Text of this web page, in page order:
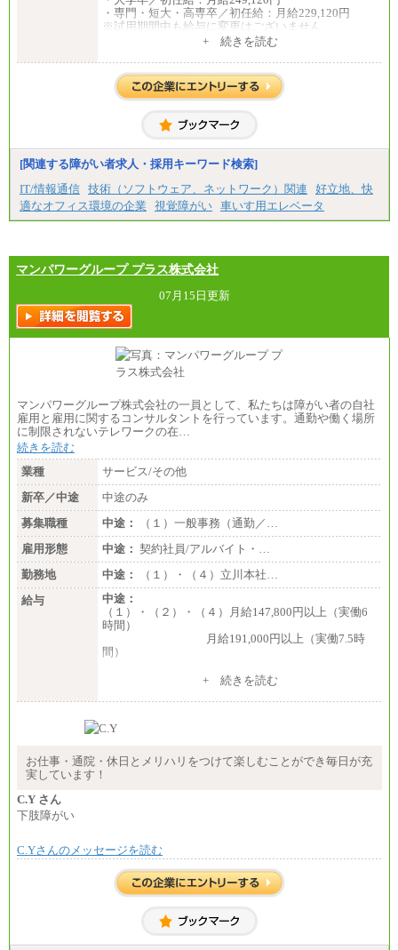
・専門・短大・高専卒／初任給：月給229,120円
※試用期間中も給与に変更はございません
※試用期間中(2ヶ月間)も給与等に変更はございませ
※給与額は、経験、能力を考慮し決定致します。
+ 続きを読む
[関連する障がい者求人・採用キーワード検索]
IT/情報通信 技術（ソフトウェア、ネットワーク）関連
好立地、快
適なオフィス環境の企業
視覚障がい 車いす用エレベータ
マンパワーグループ プラス株式会社
07月15日更新
マンパワーグループ株式会社の一員として、私たちは障がい者の自社
雇用と雇用に関するコンサルタントを行っています。通勤や働く場所
に制限されないテレワークの在…
続きを読む
業種
サービス/その他
新卒／中途
中途のみ
募集職種
中途：
（１）一般事務（通勤／…
雇用形態
中途： 契約社員/アルバイト・…
勤務地
中途：
（１）・（４）立川本社…
給与
中途：
（１）・（２）・（４）月給147,800円以上（実働6
時間）
月給191,000円以上（実働7.5時
間）
（３）月給191,000円以上（実働7.5時間）
（５）月給147,800円以上（実働6時間）
時給 1,226円（実働4.5時間）
間額換算額）
・退職金相当手当 37円
+ 続きを読む
お仕事・通院・休日とメリハリをつけて楽しむことができ毎日が充
実しています！
C.Y さん
下肢障がい
C.Yさんのメッセージを読む